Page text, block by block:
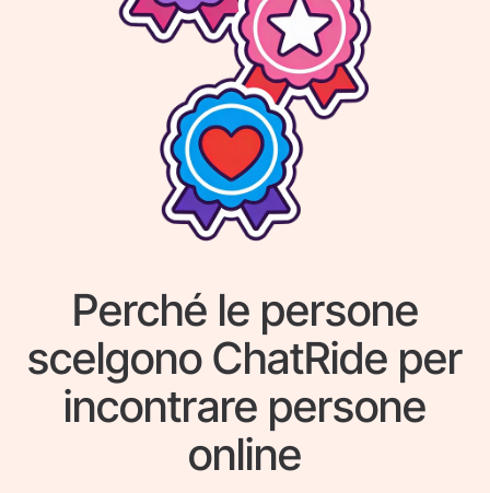
Perché le persone
scelgono ChatRide per
incontrare persone
online